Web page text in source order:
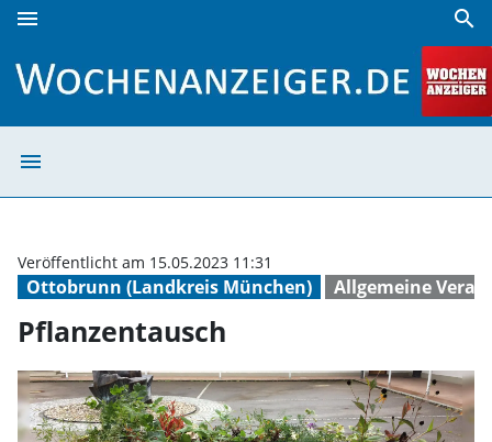
menu search
menu
Ottobrunn (Landkreis München) Allgemeine
Veröffentlicht am 15.05.2023 11:31
Pflanzentausch